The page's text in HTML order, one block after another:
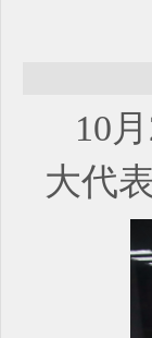
10
大代